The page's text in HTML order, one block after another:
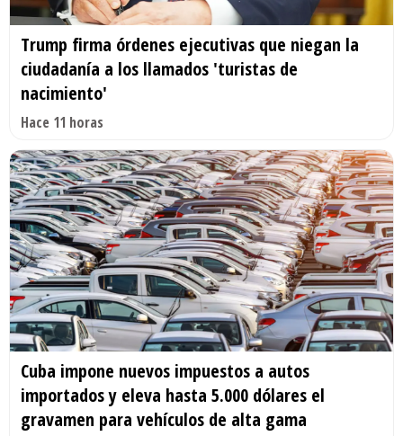
Trump firma órdenes ejecutivas que niegan la
ciudadanía a los llamados 'turistas de
nacimiento'
Hace 11 horas
Cuba impone nuevos impuestos a autos
importados y eleva hasta 5.000 dólares el
gravamen para vehículos de alta gama